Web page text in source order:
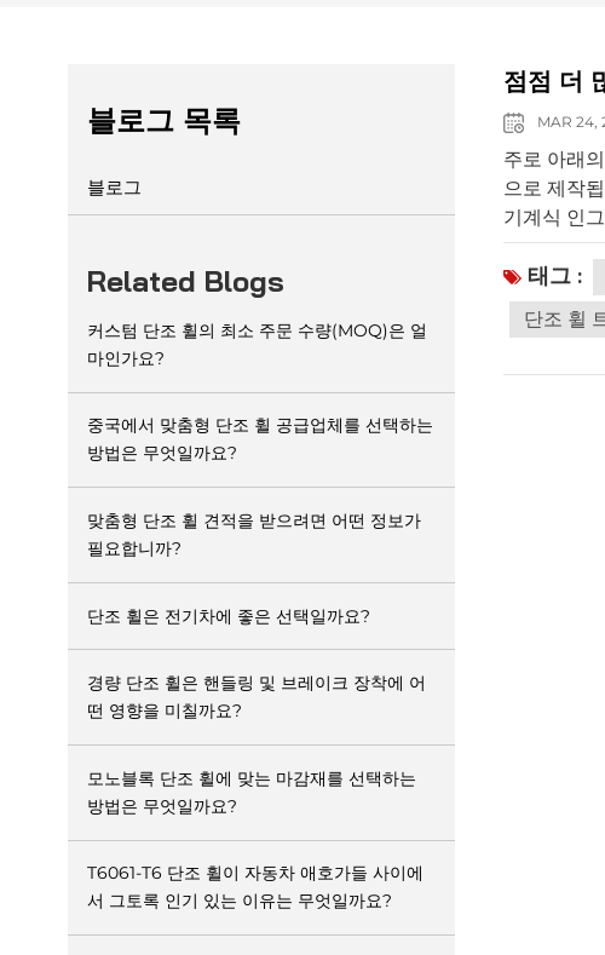
점점 더
MAR 24,
주로 아래
으로 제작
기계식 인
승차감이
다. 단조 휠
줄여줍니
이 갈라지
태그 :
단조 휠
블로그 목록
블로그
Related Blogs
커스텀 단조 휠의 최소 주문 수량(MOQ)은 얼
마인가요?
중국에서 맞춤형 단조 휠 공급업체를 선택하는
방법은 무엇일까요?
맞춤형 단조 휠 견적을 받으려면 어떤 정보가
필요합니까?
단조 휠은 전기차에 좋은 선택일까요?
경량 단조 휠은 핸들링 및 브레이크 장착에 어
떤 영향을 미칠까요?
모노블록 단조 휠에 맞는 마감재를 선택하는
방법은 무엇일까요?
T6061-T6 단조 휠이 자동차 애호가들 사이에
서 그토록 인기 있는 이유는 무엇일까요?